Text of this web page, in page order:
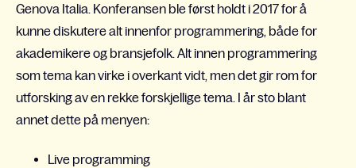
Genova Italia. Konferansen ble først holdt i 2017 for å
kunne diskutere alt innenfor programmering, både for
akademikere og bransjefolk. Alt innen programmering
som tema kan virke i overkant vidt, men det gir rom for
utforsking av en rekke forskjellige tema. I år sto blant
annet dette på menyen:
Live programming